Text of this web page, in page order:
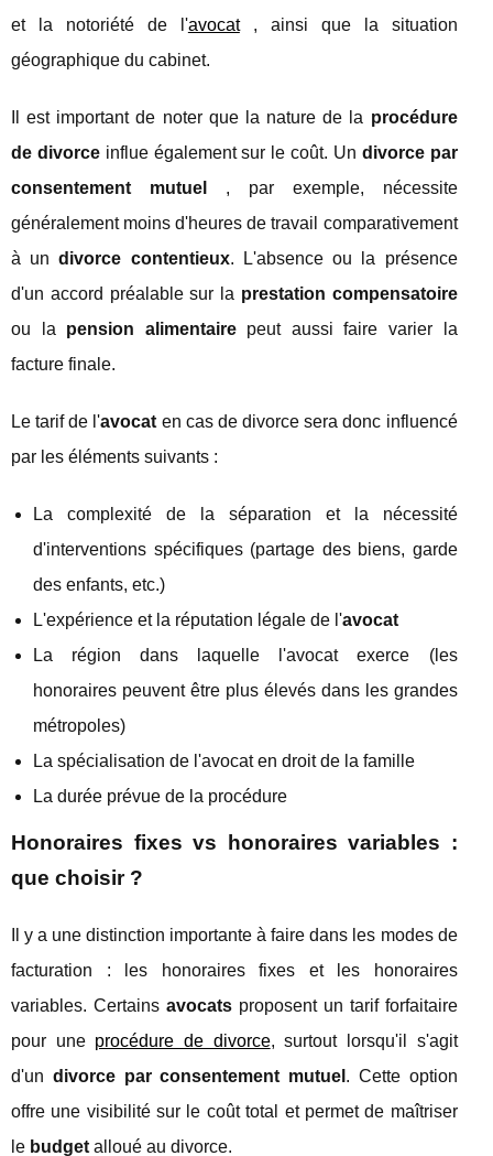
et la notoriété de l'avocat, ainsi que la situation
géographique du cabinet.
Il est important de noter que la nature de la procédure
de divorceinflue également sur le coût. Un divorce par
consentement mutuel
, par exemple, nécessite
généralement moins d'heures de travail comparativement
à undivorce contentieux. L'absence ou la présence
d'un accord préalable sur la prestation compensatoire
ou la pension alimentairepeut aussi faire varier la
facture finale.
Le tarif de l'avocat en cas de divorce sera donc influencé
par les éléments suivants :
La complexité de la séparation et la nécessité
d'interventions spécifiques (partage des biens, garde
des enfants, etc.)
L'expérience et la réputation légale de l'avocat
La région dans laquelle l'avocat exerce (les
honoraires peuvent être plus élevés dans les grandes
métropoles)
La spécialisation de l'avocat en droit de la famille
La durée prévue de la procédure
Honoraires fixes vs honoraires variables :
que choisir ?
Il y a une distinction importante à faire dans les modes de
facturation : les honoraires fixes et les honoraires
variables. Certains avocatsproposent un tarif forfaitaire
pour une procédure de divorce, surtout lorsqu'il s'agit
d'un divorce par consentement mutuel . Cette option
offre une visibilité sur le coût total et permet de maîtriser
le budget alloué au divorce.